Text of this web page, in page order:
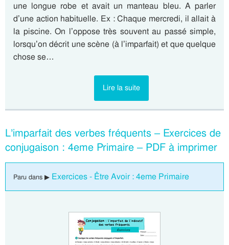
une longue robe et avait un manteau bleu. A parler
d’une action habituelle. Ex : Chaque mercredi, il allait à
la piscine. On l’oppose très souvent au passé simple,
lorsqu’on décrit une scène (à l’imparfait) et que quelque
chose se…
Lire la suite
L’imparfait des verbes fréquents – Exercices de
conjugaison : 4eme Primaire – PDF à imprimer
Paru dans ▶ Exercices - Être Avoir : 4eme Primaire